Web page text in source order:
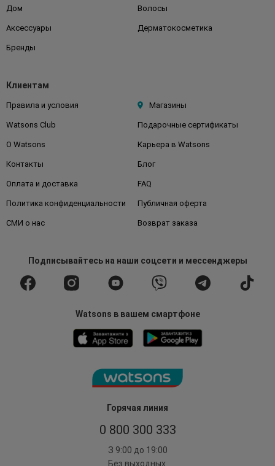
Горячая линия
0 800 300 333
З 9:00 до 19:00
Без выходных
Дом Волосы
Аксессуары Дерматокосметика
Бренды
Клиентам
Правила и условия Магазины
Watsons Club Подарочные сертификаты
О Watsons Карьера в Watsons
Контакты Блог
Оплата и доставка FAQ
Политика конфиденциальности Публичная оферта
СМИ о нас Возврат заказа
Подписывайтесьна наши соцсети и мессенджеры
Watsons в вашем смартфоне